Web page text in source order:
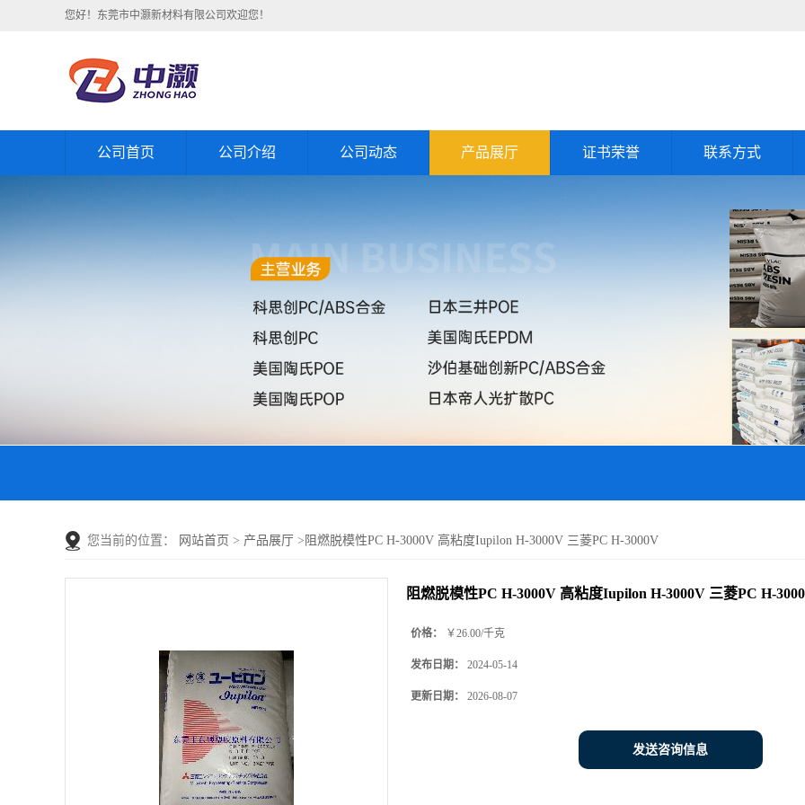
您好！东莞市中灏新材料有限公司欢迎您！
公司首页 公司介绍 公司动态 产品展厅 证书荣誉 联系方式
您当前的位置： 网站首页 > 产品展厅 > 阻燃脱模性PC H-3000V 高粘度Iupilon H-3000V 三菱PC H-3000V
阻燃脱模性PC H-3000V 高粘度Iupilon H-3000V 三菱PC H-
价格： ￥26.00/千克
发布日期： 2024-05-14
更新日期： 2026-08-07
发送咨询信息